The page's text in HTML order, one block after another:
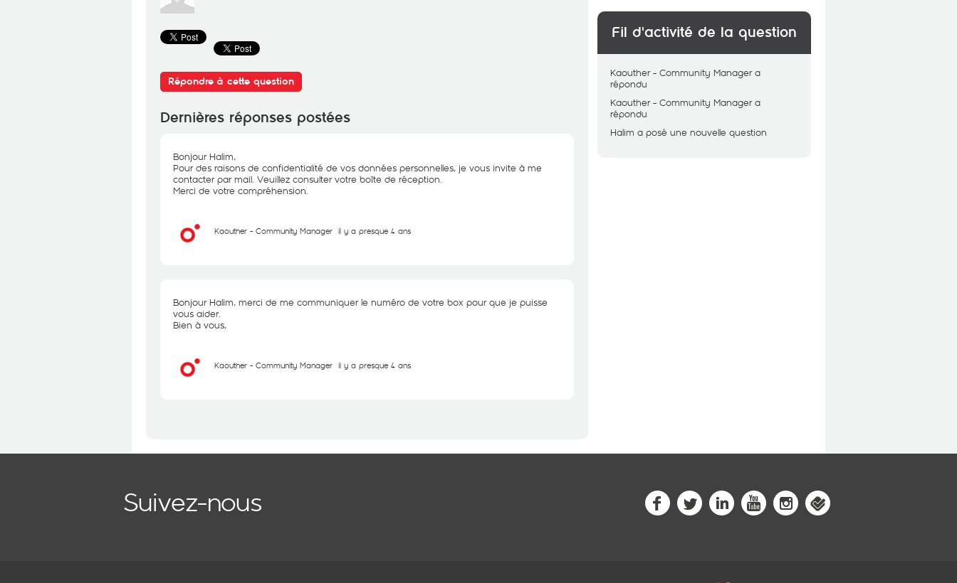
Répondre à cette question
Dernières réponses postées
Bonjour Halim,
Pour des raisons de confidentialité de vos données personnelles, je vous invite à me
contacter par mail. Veuillez consulter votre boîte de réception.
Merci de votre compréhension.
Kaouther - Community Manager il y a presque 4 ans
Bonjour Halim, merci de me communiquer le numéro de votre box pour que je puisse
vous aider.
Bien à vous,
Kaouther - Community Manager il y a presque 4 ans
Fil d'activité de la question
Kaouther - Community Manager a
répondu
Kaouther - Community Manager a
répondu
Halim a posé une nouvelle question
Suivez-nous